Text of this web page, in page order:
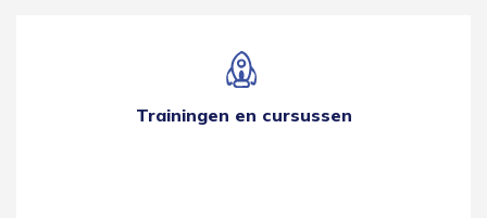
Trainingen en cursussen